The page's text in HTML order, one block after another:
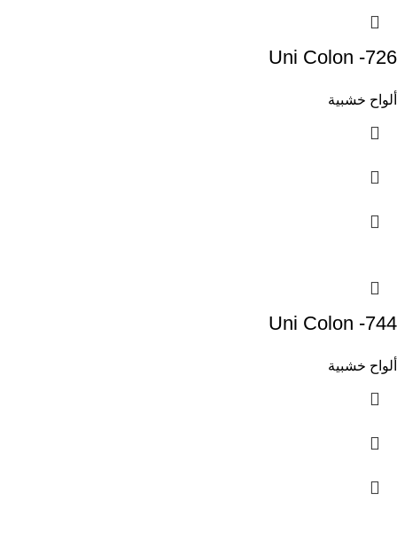
Uni Colon -726
ألواح خشبية
Uni Colon -744
ألواح خشبية